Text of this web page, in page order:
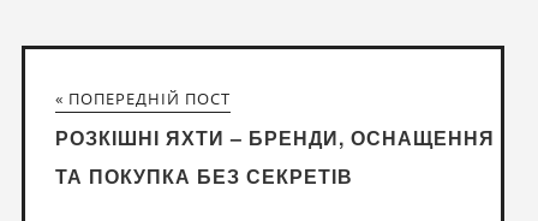
« ПОПЕРЕДНІЙ ПОСТ
РОЗКІШНІ ЯХТИ – БРЕНДИ, ОСНАЩЕННЯ
ТА ПОКУПКА БЕЗ СЕКРЕТІВ